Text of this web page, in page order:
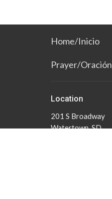
Home/Inicio
Prayer/Oración
Location
201 S Broadway
Watertown, SD